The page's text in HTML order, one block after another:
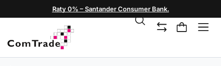
Raty 0% – Santander Consumer Bank.